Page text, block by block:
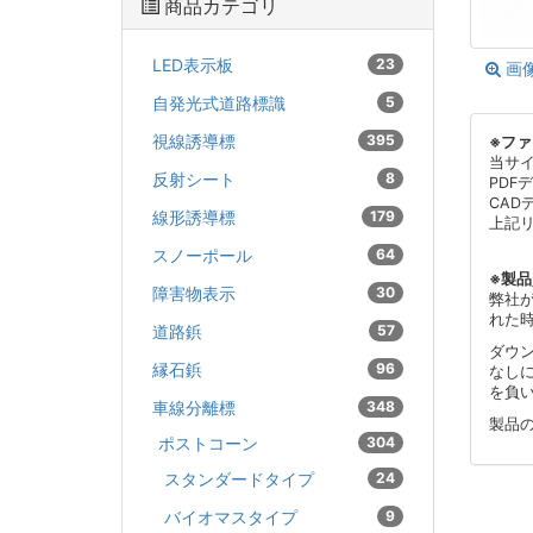
画
※フ
当サ
PDF
CAD
上記
※製
弊社
れた
ダウ
なし
を負
製品
商品カテゴリ
LED表示板 23
自発光式道路標識 5
視線誘導標 395
反射シート 8
線形誘導標 179
スノーポール 64
障害物表示 30
道路鋲 57
縁石鋲 96
車線分離標 348
ポストコーン 304
スタンダードタイプ 24
バイオマスタイプ 9